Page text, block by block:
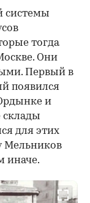
системы
тогда
Они
Первый в
появился
и
склады
для этих
Мельников
иначе.